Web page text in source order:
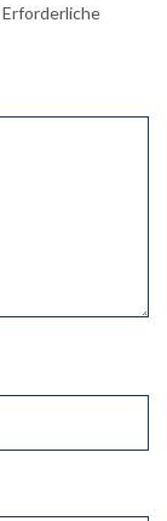
Erforderliche